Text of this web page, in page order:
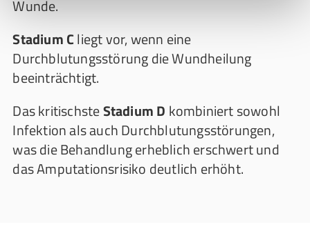
Wunde.
Stadium Cliegt vor, wenn eine
Durchblutungsstörung die Wundheilung
beeinträchtigt.
Das kritischsteStadium D kombiniert sowohl
Infektion als auch Durchblutungsstörungen,
was die Behandlung erheblich erschwert und
das Amputationsrisiko deutlich erhöht.